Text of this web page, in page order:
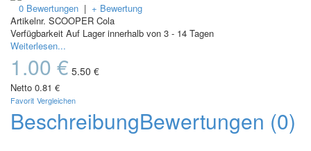
0 Bewertungen | + Bewertung
Artikelnr. SCOOPER Cola
Verfügbarkeit Auf Lager innerhalb von 3 - 14 Tagen
Weiterlesen...
1.00 € 5.50 €
Netto 0.81 €
Favorit Vergleichen
BeschreibungBewertungen (0)